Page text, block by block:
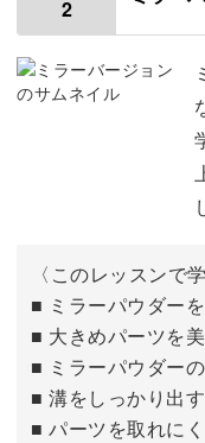
方も丁寧に解説します
気泡が入ってしまっ
す。
パーツをつけずに、
モールドの種類に
ペーパーパレッ
モールドにジェ
パーツをのせる
全体をコーティン
マットコーティン
2
〈このレッスンで
■ ミラーパウダー
■ 大きめパーツを
■ ミラーパウダー
■ 溝をしっかり出
■ パーツを取れに